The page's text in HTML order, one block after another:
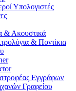
Υπολογιστές
& Ακουστικά
& Ποντίκια
Εγγράφων
Γραφείου